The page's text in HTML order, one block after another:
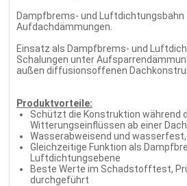
Dampfbrems- und Luftdichtungsbahn
Aufdachdämmungen.
Einsatz als Dampfbrems- und
Schalungen unter
außen diffusionsoffenen
Produktvorteile:
Schützt die Konstruktion während
Witterungseinflüssen ab einer
Wasserabweisend und
Gleichzeitige Funktion als
Luftdichtungsebene
Beste Werte im Schadstofftest,
durchgeführt